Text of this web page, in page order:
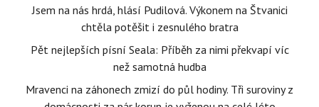
Jsem na nás hrdá, hlásí Pudilová. Výkonem na Štvanici
chtěla potěšit i zesnulého bratra
Pět nejlepších písní Seala: Příběh za nimi překvapí víc
než samotná hudba
Mravenci na záhonech zmizí do půl hodiny. Tři suroviny z